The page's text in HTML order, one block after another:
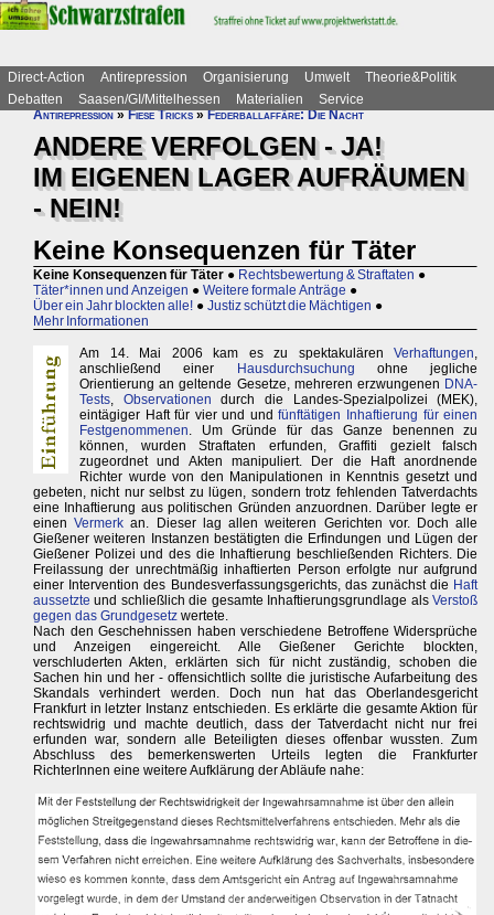
Direct-Action Antirepression Organisierung Umwelt
Theorie&Politik
Debatten
Saasen/GI/Mittelhessen Materialien
Service
Antirepression»Fiese Tricks»Federballaffäre: Die Nacht
ANDERE VERFOLGEN - JA!
IM EIGENEN LAGER AUFRÄUMEN
- NEIN!
Keine Konsequenzen für Täter
Keine Konsequenzen für Täter ● Rechtsbewertung & Straftaten ●
Täter*innen und Anzeigen ● Weitere formale Anträge ●
Über ein Jahr blockten alle! ● Justiz schützt die Mächtigen ●
Mehr Informationen
Am 14. Mai 2006 kam es zu spektakulärenVerhaftungen,
anschließend einer
Hausdurchsuchung ohne jegliche
Orientierung an geltende Gesetze, mehreren erzwungenen DNA-
Tests, Observationen durch die Landes-Spezialpolizei (MEK),
eintägiger Haft für vier und undfünftätigen Inhaftierung für einen
Festgenommenen. Um Gründe für das Ganze benennen zu
können, wurden Straftaten erfunden, Graffiti gezielt falsch
zugeordnet und Akten manipuliert. Der die Haft anordnende
Richter wurde von den Manipulationen in Kenntnis gesetzt und
gebeten, nicht nur selbst zu lügen, sondern trotz fehlenden Tatverdachts
eine Inhaftierung aus politischen Gründen anzuordnen. Darüber legte er
einenVermerk an. Dieser lag allen weiteren Gerichten vor. Doch alle
Gießener weiteren Instanzen bestätigten die Erfindungen und Lügen der
Gießener Polizei und des die Inhaftierung beschließenden Richters. Die
Freilassung der unrechtmäßig inhaftierten Person erfolgte nur aufgrund
einer Intervention des Bundesverfassungsgerichts, das zunächst die Haft
aussetzte und schließlich die gesamte Inhaftierungsgrundlage alsVerstoß
gegen das Grundgesetz wertete.
Nach den Geschehnissen haben verschiedene Betroffene Widersprüche
und Anzeigen eingereicht. Alle Gießener Gerichte blockten,
verschluderten Akten, erklärten sich für nicht zuständig, schoben die
Sachen hin und her - offensichtlich sollte die juristische Aufarbeitung des
Skandals verhindert werden. Doch nun hat das Oberlandesgericht
Frankfurt in letzter Instanz entschieden. Es erklärte die gesamte Aktion für
rechtswidrig und machte deutlich, dass der Tatverdacht nicht nur frei
erfunden war, sondern alle Beteiligten dieses offenbar wussten. Zum
Abschluss des bemerkenswerten Urteils legten die Frankfurter
RichterInnen eine weitere Aufklärung der Abläufe nahe: